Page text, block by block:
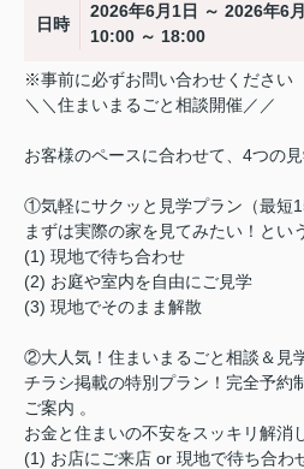
日時
2026年6月1日 ～ 2026年6
10:00 ～ 18:00
※事前に必ずお問い合わせください
＼＼住まいまるごと相談開催／／
お客様のペースに合わせて、4つの
①気軽にサクッと見学プラン（最短
まずは実際の家を見てみたい！とい
(1) 現地で待ち合わせ
(2) お庭や室内を自由にご見学
(3) 現地でそのまま解散
②大人気！住まいまるごと相談＆見
チラシ掲載の特別プラン！完全予約
ご案内 。
お金と住まいの不安をスッキリ解消
(1) お店にご来店 or 現地で待ち合わ